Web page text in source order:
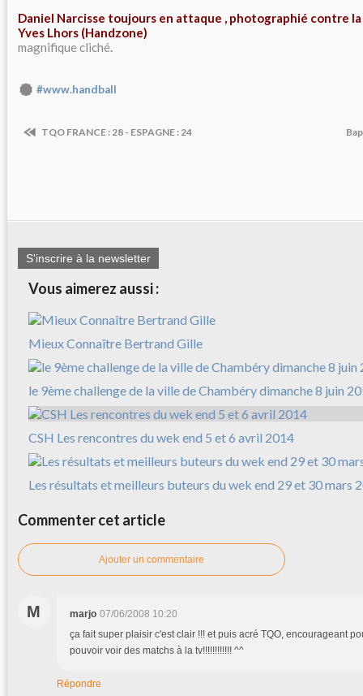
Daniel Narcisse toujours en attaque , photographié contre la
Yves Lhors (Handzone)
magnifique cliché.
#www.handball
TQO FRANCE : 28 - ESPAGNE : 24
S'inscrire à la newsletter
Vous aimerez aussi :
Mieux Connaître Bertrand Gille
le 9ème challenge de la ville de Chambéry dimanche 8 juin
CSH Les rencontres du wek end 5 et 6 avril 2014
Les résultats et meilleurs buteurs du wek end 29 et 30 mars
Commenter cet article
Ajouter un commentaire
M marjo 07/06/2008 10:20
ça fait super plaisir c'est clair !!! et puis acré TQO, encourageant
pouvoir voir des matchs à la tv!!!!!!!!!!!! ^^
Répondre